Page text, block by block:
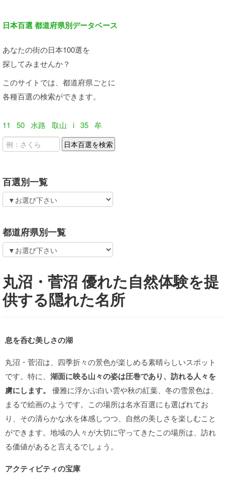
日本百選 都道府県別データベース
あなたの街の日本100選を
探してみませんか？
このサイトでは、都道府県ごとに
各種百選の検索ができます。
11 50 水路 取山 i 35 牟
百選別一覧
都道府県別一覧
丸沼・菅沼 優れた自然体験を提
供する隠れた名所
息を呑む美しさの湖
丸沼・菅沼は、四季折々の景色が楽しめる素晴らしいスポット
です。特に、 湖面に映る山々の姿は圧巻であり、訪れる人々を
虜にします。
優雅に浮かぶ白い雲や秋の紅葉、冬の雪景色は、
まるで絵画のようです。この場所は名水百選にも選ばれてお
り、その清らかな水を体感しつつ、自然の美しさを楽しむこと
ができます。地域の人々が大切に守ってきたこの場所は、訪れ
る価値があると言えるでしょう。
アクティビティの宝庫